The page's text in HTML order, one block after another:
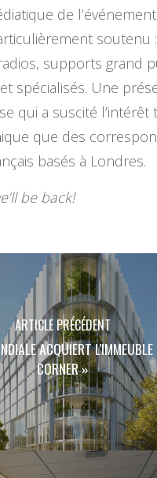
de
soutenu :
supports grand
spécialisés. Une
qui a suscité l’intérêt
que des
basés à Londres.
be back!
ARTICLE PRÉCÉDENT
ACQUIERT
CORNER »